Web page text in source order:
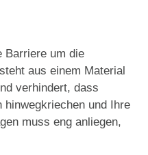
Barriere um die
aus einem Material
verhindert, dass
hinwegkriechen und Ihre
muss eng anliegen,